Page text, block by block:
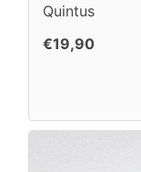
Quintus
€19,90